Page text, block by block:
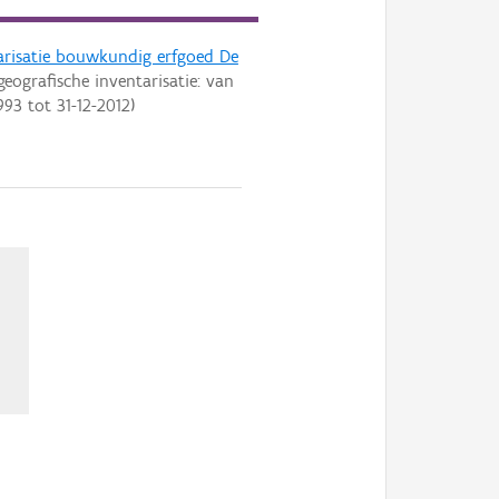
bouwkundig erfgoed De
inventarisatie: van
tot 31-12-2012)